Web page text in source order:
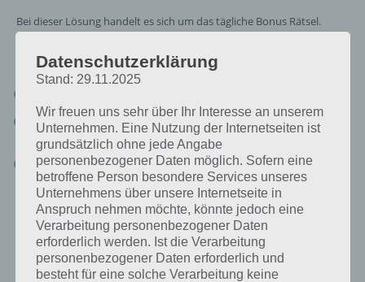
Bei dieser Lösung handelt es sich um das tägliche Bonus Rätsel.
Nachfolgend haben wir noch die Links beispielsweise zum täglichen
Rätsel und was 2018 gesucht war:
Rätsel aus dem Jahr 2018: Schau mal, was vor einem Jahr, am
19.8.2018, als Lösung gesucht war
Zur Übersicht:4 Bilder 1 Wort Lösungen zu Singapur im August
2019!
Datenschutzerklärung
Stand: 29.11.2025
Wir freuen uns sehr über Ihr Interesse an unserem
Unternehmen. Eine Nutzung der Internetseiten ist
grundsätzlich ohne jede Angabe
personenbezogener Daten möglich. Sofern eine
betroffene Person besondere Services unseres
Unternehmens über unsere Internetseite in
Anspruch nehmen möchte, könnte jedoch eine
Verarbeitung personenbezogener Daten
erforderlich werden. Ist die Verarbeitung
personenbezogener Daten erforderlich und
besteht für eine solche Verarbeitung keine